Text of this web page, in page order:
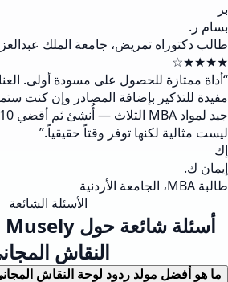
بر
بسام ر.
طالب دكتوراه تمريض، جامعة الملك
★★★★☆
“أداة ممتازة للحصول على مسودة أولى.
مفيدة للتذكير بإضافة المصادر وإن كنت
ليست مثالية لكنها توفر وقتاً حقيقياً.”
إك
إيمان ك.
طالبة MBA، الجامعة الأردنية
الأسئلة الشائعة
النقاش
ما هو أفضل مولد ردود لوحة النقاش المجاني في